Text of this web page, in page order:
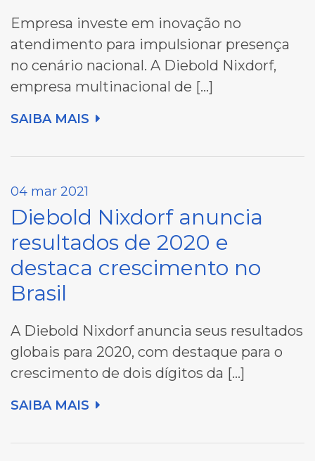
Empresa investe em inovação no
atendimento para impulsionar presença
no cenário nacional. A Diebold Nixdorf,
empresa multinacional de […]
SAIBA MAIS
04 mar 2021
Diebold Nixdorf anuncia
resultados de 2020 e
destaca crescimento no
Brasil
A Diebold Nixdorf anuncia seus resultados
globais para 2020, com destaque para o
crescimento de dois dígitos da […]
SAIBA MAIS